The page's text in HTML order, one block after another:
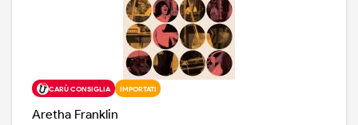
CARÙ CONSIGLIA IMPORTATI
Aretha Franklin